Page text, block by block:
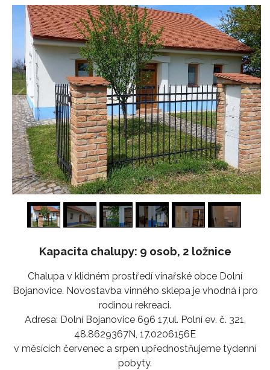
1/24
Kapacita chalupy: 9 osob, 2 ložnice
Chalupa v klidném prostředí vinařské obce Dolní
Bojanovice. Novostavba vinného sklepa je vhodná i pro
rodinou rekreaci.
Adresa: Dolní Bojanovice 696 17,ul. Polní ev. č. 321,
48.8629367N, 17.0206156E
v měsících červenec a srpen upřednostňujeme týdenní
pobyty.